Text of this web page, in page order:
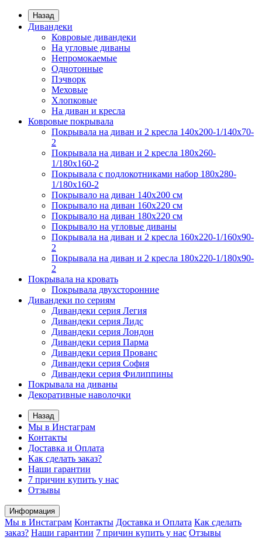
Назад
Дивандеки
Ковровые дивандеки
На угловые диваны
Непромокаемые
Однотонные
Пэчворк
Меховые
Хлопковые
На диван и кресла
Ковровые покрывала
Покрывала на диван и 2 кресла 140х200-1/140х70-
2
Покрывала на диван и 2 кресла 180х260-
1/180х160-2
Покрывала с подлокотниками набор 180х280-
1/180х160-2
Покрывало на диван 140х200 см
Покрывало на диван 160х220 см
Покрывало на диван 180х220 см
Покрывало на угловые диваны
Покрывала на диван и 2 кресла 160х220-1/160х90-
2
Покрывала на диван и 2 кресла 180х220-1/180х90-
2
Покрывала на кровать
Покрывала двухсторонние
Дивандеки по сериям
Дивандеки серия Легия
Дивандеки серия Лидс
Дивандеки серия Лондон
Дивандеки серия Парма
Дивандеки серия Прованс
Дивандеки серия София
Дивандеки серия Филиппины
Покрывала на диваны
Декоративные наволочки
Назад
Мы в Инстаграм
Контакты
Доставка и Оплата
Как сделать заказ?
Наши гарантии
7 причин купить у нас
Отзывы
Информация
Мы в Инстаграм Контакты Доставка и Оплата Как сделать
заказ? Наши гарантии 7 причин купить у нас Отзывы